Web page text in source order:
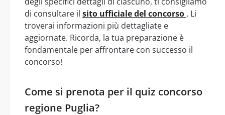
di consultare il sito ufficiale del concorso . Li
troverai informazioni più dettagliate e
aggiornate. Ricorda, la tua preparazione è
fondamentale per affrontare con successo il
concorso!
Come si prenota per il quiz concorso
regione Puglia?